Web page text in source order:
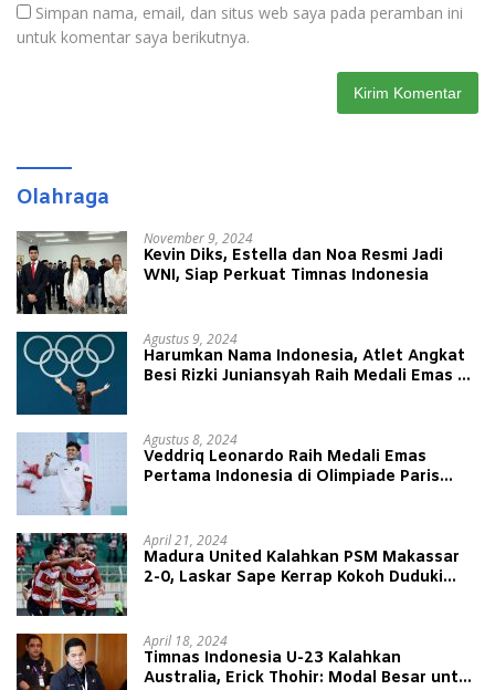
Simpan nama, email, dan situs web saya pada peramban ini
untuk komentar saya berikutnya.
Olahraga
November 9, 2024
Kevin Diks, Estella dan Noa Resmi Jadi
WNI, Siap Perkuat Timnas Indonesia
Agustus 9, 2024
Harumkan Nama Indonesia, Atlet Angkat
Besi Rizki Juniansyah Raih Medali Emas di
Agustus 8, 2024
Veddriq Leonardo Raih Medali Emas
Pertama Indonesia di Olimpiade Paris
April 21, 2024
Madura United Kalahkan PSM Makassar
2-0, Laskar Sape Kerrap Kokoh Duduki
April 18, 2024
Timnas Indonesia U-23 Kalahkan
Australia, Erick Thohir: Modal Besar untuk